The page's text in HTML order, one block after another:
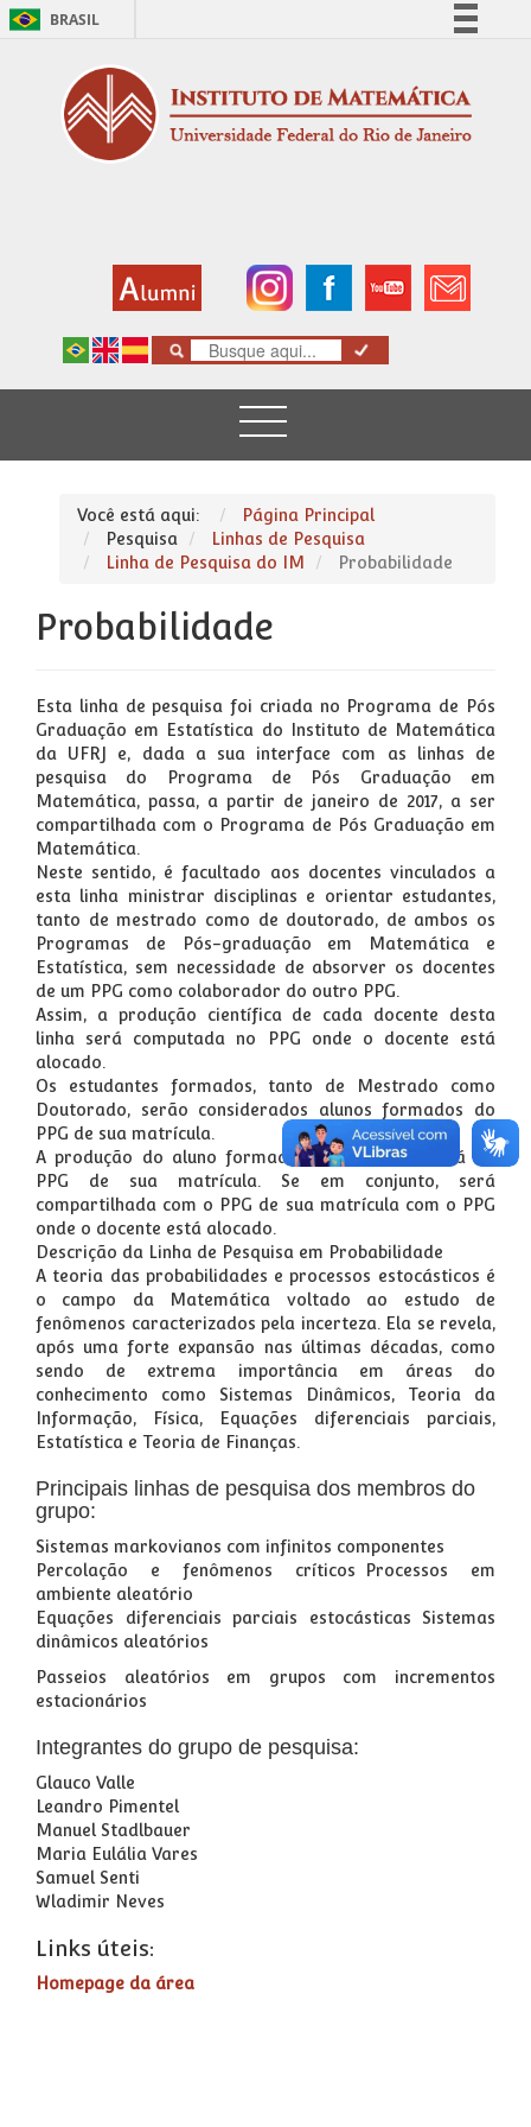
BRASIL
Comunica BR
Participe
Você está aqui:
Página Principal
Pesquisa
Linhas de Pesquisa
Linha de Pesquisa do IM
Probabilidade
Probabilidade
Esta linha de pesquisa foi criada no Programa de Pós
Graduação em Estatística do Instituto de Matemática
da UFRJ e, dada a sua interface com as linhas de
pesquisa do Programa de Pós Graduação em
Matemática, passa, a partir de janeiro de 2017, a ser
compartilhada com o Programa de Pós Graduação em
Matemática.
Neste sentido, é facultado aos docentes vinculados a
esta linha ministrar disciplinas e orientar estudantes,
tanto de mestrado como de doutorado, de ambos os
Programas de Pós-graduação em Matemática e
Estatística, sem necessidade de absorver os docentes
de um PPG como colaborador do outro PPG.
Assim, a produção científica de cada docente desta
linha será computada no PPG onde o docente está
alocado.
Os estudantes formados, tanto de Mestrado como
Doutorado, serão considerados alunos formados do
PPG de sua matrícula.
A produção do aluno formado, se individual, será do
PPG de sua matrícula. Se em conjunto, será
compartilhada com o PPG de sua matrícula com o PPG
onde o docente está alocado.
Descrição da Linha de Pesquisa em Probabilidade
A teoria das probabilidades e processos estocásticos é
o campo da Matemática voltado ao estudo de
fenômenos caracterizados pela incerteza. Ela se revela,
após uma forte expansão nas últimas décadas, como
sendo de extrema importância em áreas do
conhecimento como Sistemas Dinâmicos, Teoria da
Informação, Física, Equações diferenciais parciais,
Estatística e Teoria de Finanças.
Principais linhas de pesquisa dos membros do
grupo:
Sistemas markovianos com infinitos componentes
Percolação e fenômenos críticos Processos em
ambiente aleatório
Equações diferenciais parciais estocásticas Sistemas
dinâmicos aleatórios
Passeios aleatórios em grupos com incrementos
estacionários
Integrantes do grupo de pesquisa:
Glauco Valle
Leandro Pimentel
Manuel Stadlbauer
Maria Eulália Vares
Samuel Senti
Wladimir Neves
Links úteis:
Homepage da área